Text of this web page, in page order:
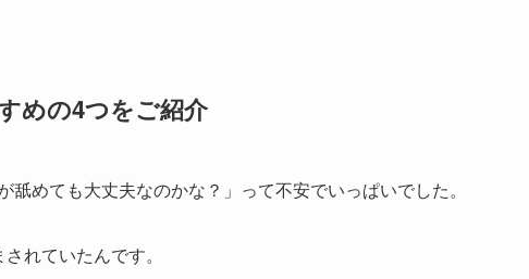
めの4つをご紹介
めても大丈夫なのかな？」って不安でいっぱいでした。
れていたんです。